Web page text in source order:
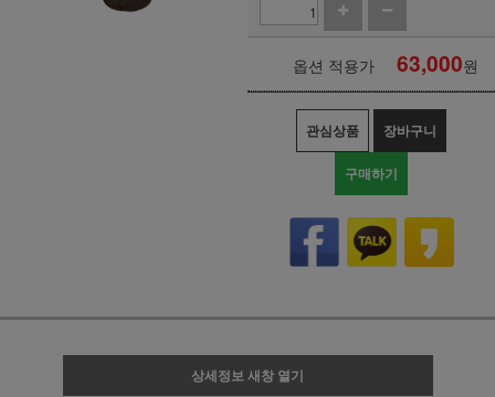
옵션 적용가 63,000원
관심상품 장바구니
구매하기
상세정보 새창 열기